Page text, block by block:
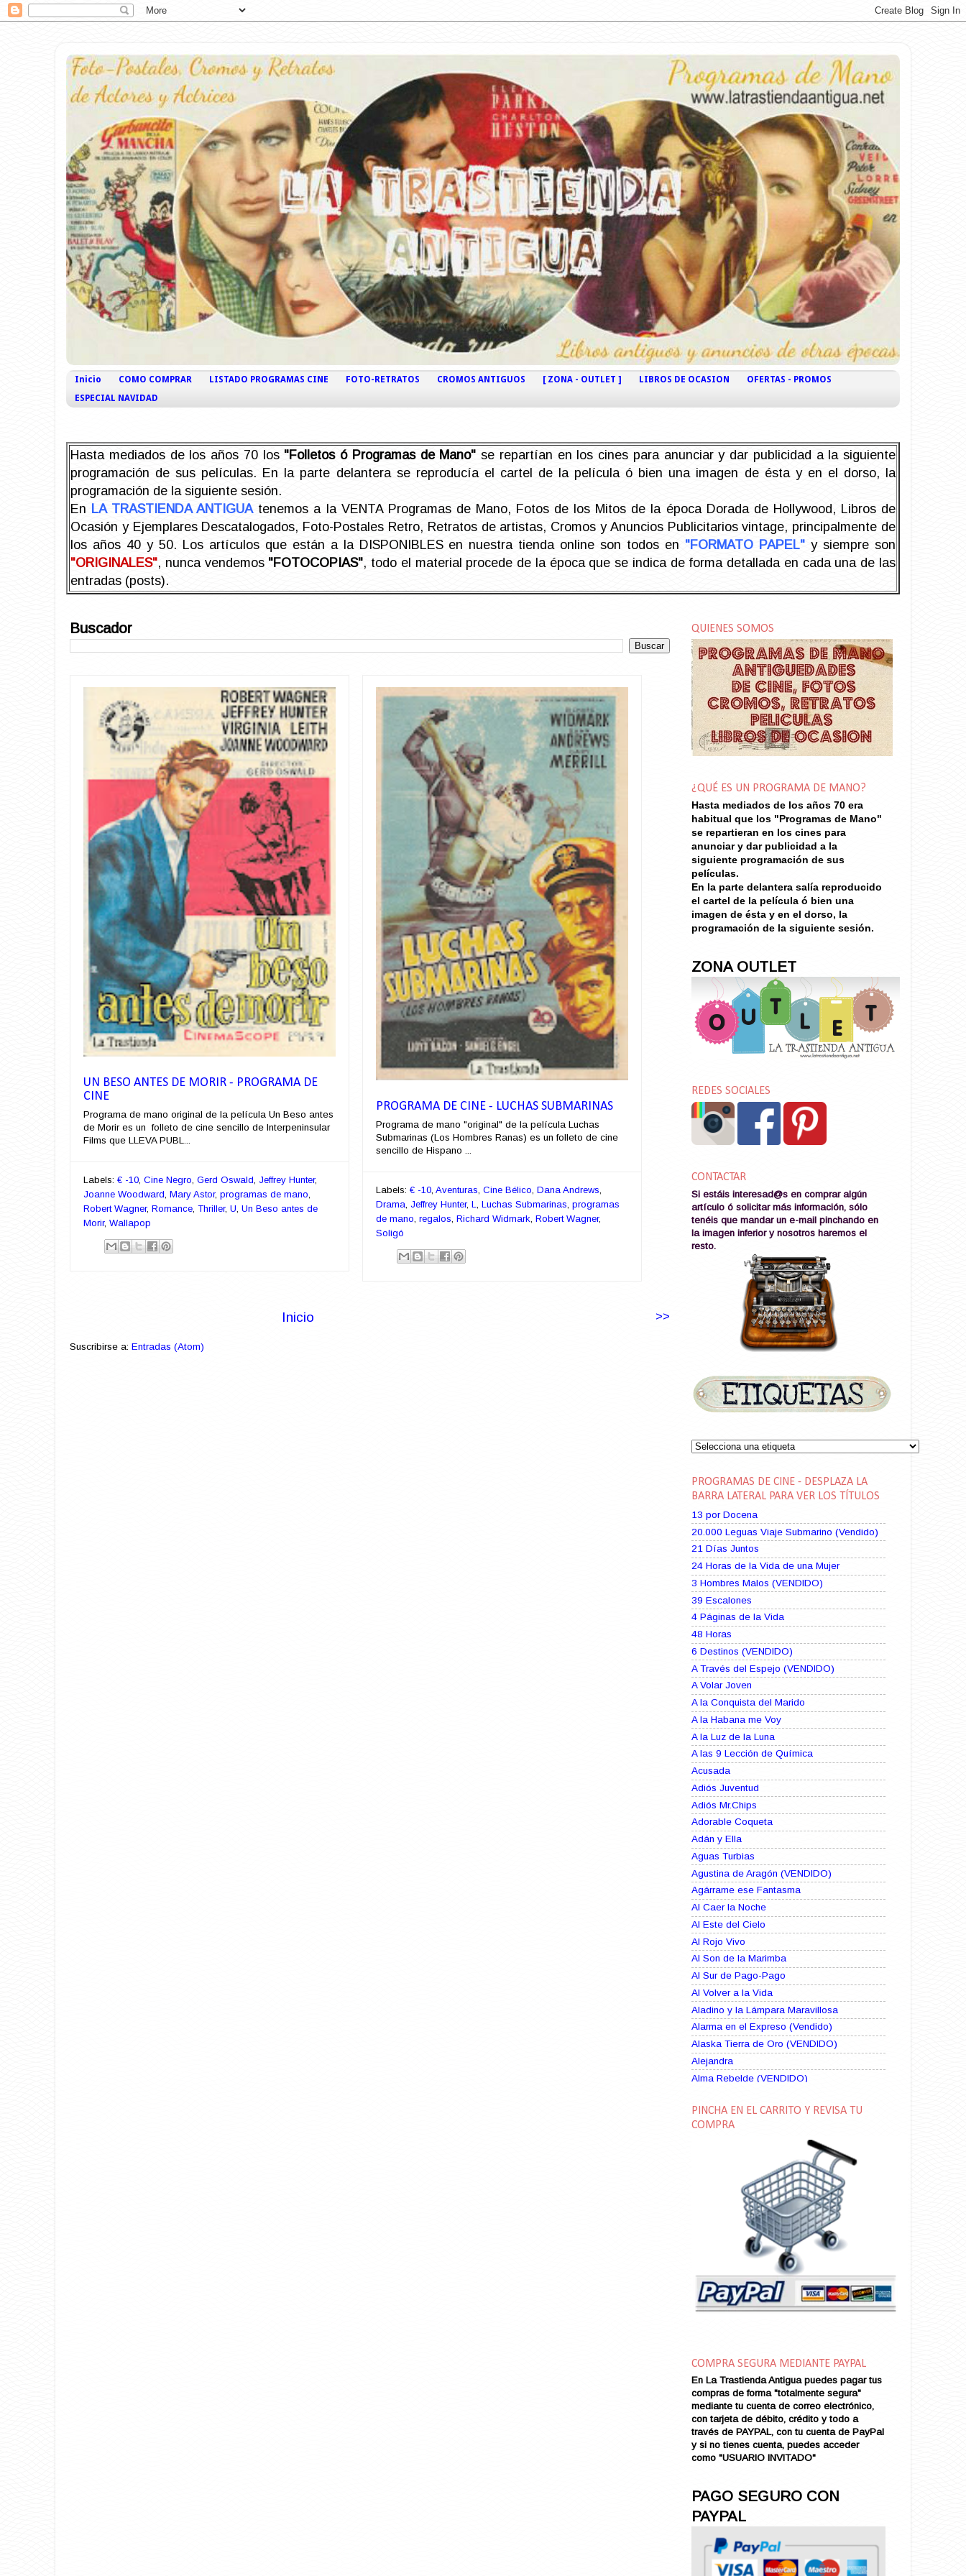
Inicio COMO COMPRAR LISTADO PROGRAMAS CINE FOTO-RETRATOS CROMOS ANTIGUOS [ ZONA - OUTLET ] LIBROS DE OCASION
OFERTAS - PROMOS
ESPECIAL NAVIDAD
Hasta mediados de los años 70 los "Folletos ó Programas de Mano" se repartían en los cines para anunciar y dar publicidad a la siguiente
programación de sus películas. En la parte delantera se reproducía el cartel de la película ó bien una imagen de ésta y en el dorso, la
programación de la siguiente sesión.
En LA TRASTIENDA ANTIGUAtenemos a la VENTA Programas de Mano, Fotos de los Mitos de la época Dorada de Hollywood, Libros de
Ocasión y Ejemplares Descatalogados, Foto-Postales Retro, Retratos de artistas, Cromos y Anuncios Publicitarios vintage, principalmente de
los años 40 y 50. Los artículos que están a la DISPONIBLES en nuestra tienda online son todos en "FORMATO PAPEL" y siempre son
"ORIGINALES", nunca vendemos "FOTOCOPIAS", todo el material procede de la época que se indica de forma detallada en cada una de las
entradas (posts).
Buscador
UN BESO ANTES DE MORIR - PROGRAMA DE
CINE
Programa de mano original de la película Un Beso antes
de Morir es un folleto de cine sencillo de Interpeninsular
Films que LLEVA PUBL...
Labels: € -10, Cine Negro, Gerd Oswald, Jeffrey Hunter,
Joanne Woodward, Mary Astor, programas de mano,
Robert Wagner, Romance, Thriller, U, Un Beso antes de
Morir, Wallapop
PROGRAMA DE CINE - LUCHAS SUBMARINAS
Programa de mano "original" de la película Luchas
Submarinas (Los Hombres Ranas) es un folleto de cine
sencillo de Hispano ...
Labels: € -10 Aventuras Cine Bélico Dana Andrews
Drama Jeffrey Hunter, L Luchas Submarinas programas
de mano regalos Richard Widmark Robert Wagner,
Soligó
>>
Inicio
Suscribirse a: Entradas (Atom)
QUIENES SOMOS
¿QUÉ ES UN PROGRAMA DE MANO?
Hasta mediados de los años 70 era
habitual que los "Programas de Mano"
se repartieran en los cines para
anunciar y dar publicidad a la
siguiente programación de sus
películas.
En la parte delantera salía reproducido
el cartel de la película ó bien una
imagen de ésta y en el dorso, la
programación de la siguiente sesión.
ZONA OUTLET
REDES SOCIALES
CONTACTAR
Si estáis interesad@s en comprar algún
artículo ó solicitar más información, sólo
tenéis que mandar un e-mail pinchando en
la imagen inferior y nosotros haremos el
resto.
PROGRAMAS DE CINE - DESPLAZA LA
BARRA LATERAL PARA VER LOS TÍTULOS
13 por Docena
20.000 Leguas Viaje Submarino (Vendido)
21 Días Juntos
24 Horas de la Vida de una Mujer
3 Hombres Malos (VENDIDO)
39 Escalones
4 Páginas de la Vida
48 Horas
6 Destinos (VENDIDO)
A Través del Espejo (VENDIDO)
A Volar Joven
A la Conquista del Marido
A la Habana me Voy
A la Luz de la Luna
A las 9 Lección de Química
Acusada
Adiós Juventud
Adiós Mr.Chips
Adorable Coqueta
Adán y Ella
Aguas Turbias
Agustina de Aragón (VENDIDO)
Agárrame ese Fantasma
Al Caer la Noche
Al Este del Cielo
Al Rojo Vivo
Al Son de la Marimba
Al Sur de Pago-Pago
Al Volver a la Vida
Aladino y la Lámpara Maravillosa
Alarma en el Expreso (Vendido)
Alaska Tierra de Oro (VENDIDO)
Alejandra
Alma Rebelde (VENDIDO)
Alma en Suplicio (VENDIDO)
Almas Borrascosas
Amame esta Noche (VENDIDO)
Amanda La Paciente Peligrosa
Amarga Victoria
Amor a Medianoche
Amor en Conserva (VENDIDO)
Amor que Mata
Amor sin Refugio
Ana de Brooklyn
Ana y El Rey de Siam
Anatomía de un Asesinato
Andrés Harvey Millonario (VENDIDO)
Andrés Harvey Tenorio
Andrés Harvey se Enamora (VENDIDO)
Aníbal
Aquella Noche en Rio
Arenas Sangrientas
Argel (VENDIDO)
Armonías de Juventud (VENDIDO)
PINCHA EN EL CARRITO Y REVISA TU
COMPRA
COMPRA SEGURA MEDIANTE PAYPAL
En La Trastienda Antigua puedes pagar tus
compras de forma "totalmente segura"
mediante tu cuenta de correo electrónico,
con tarjeta de débito, crédito y todo a
través de PAYPAL, con tu cuenta de PayPal
y si no tienes cuenta, puedes acceder
como "USUARIO INVITADO"
PAGO SEGURO CON
PAYPAL